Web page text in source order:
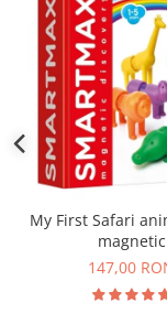
My First Safari
magnetic
147,00